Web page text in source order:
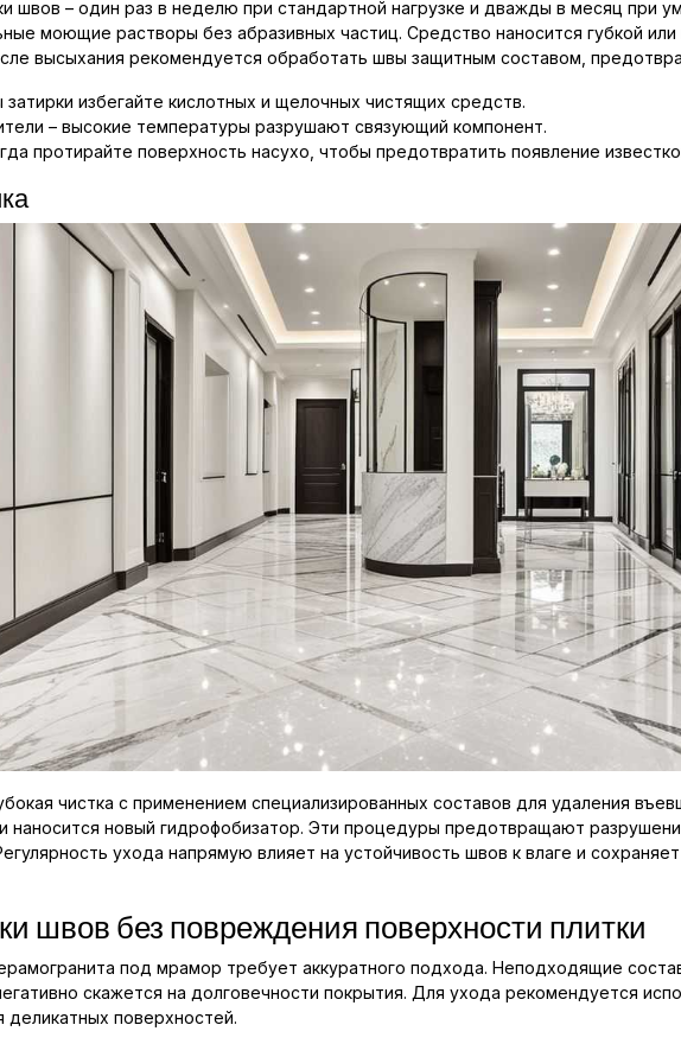
швов – один раз в неделю при стандартной нагрузке и дважды в месяц при
моющие растворы без абразивных частиц. Средство наносится губкой
высыхания рекомендуется обработать швы защитным составом,
избегайте кислотных и щелочных чистящих средств.
– высокие температуры разрушают связующий компонент.
протирайте поверхность насухо, чтобы предотвратить появление
чистка с применением специализированных составов для удаления
наносится новый гидрофобизатор. Эти процедуры предотвращают
ухода напрямую влияет на устойчивость швов к влаге и
швов без повреждения поверхности плитки
под мрамор требует аккуратного подхода. Неподходящие
скажется на долговечности покрытия. Для ухода рекомендуется
поверхностей.